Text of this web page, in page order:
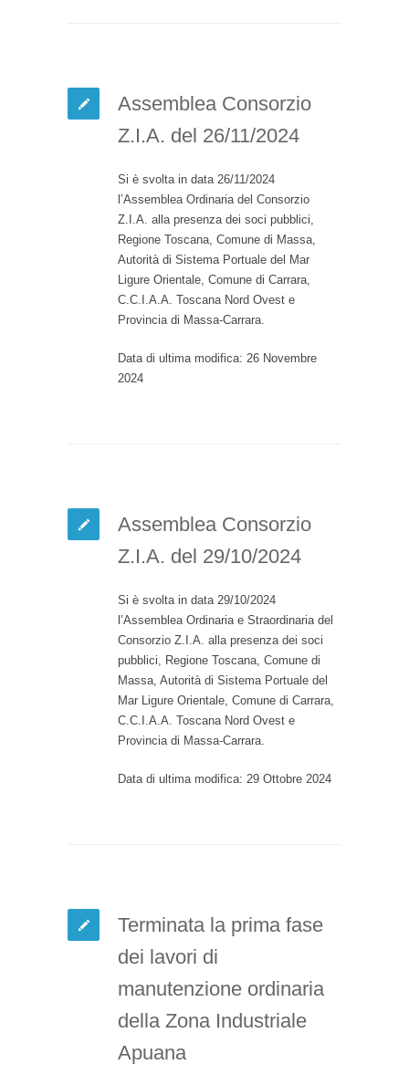
Assemblea Consorzio
Z.I.A. del 26/11/2024
Si è svolta in data 26/11/2024
l’Assemblea Ordinaria del Consorzio
Z.I.A. alla presenza dei soci pubblici,
Regione Toscana, Comune di Massa,
Autorità di Sistema Portuale del Mar
Ligure Orientale, Comune di Carrara,
C.C.I.A.A. Toscana Nord Ovest e
Provincia di Massa-Carrara.
Data di ultima modifica: 26 Novembre
2024
Assemblea Consorzio
Z.I.A. del 29/10/2024
Si è svolta in data 29/10/2024
l’Assemblea Ordinaria e Straordinaria del
Consorzio Z.I.A. alla presenza dei soci
pubblici, Regione Toscana, Comune di
Massa, Autorità di Sistema Portuale del
Mar Ligure Orientale, Comune di Carrara,
C.C.I.A.A. Toscana Nord Ovest e
Provincia di Massa-Carrara.
Data di ultima modifica: 29 Ottobre 2024
Terminata la prima fase
dei lavori di
manutenzione ordinaria
della Zona Industriale
Apuana